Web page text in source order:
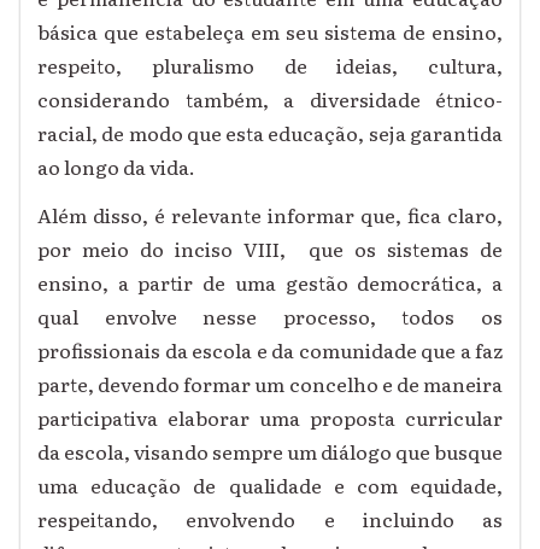
básica que estabeleça em seu sistema de ensino,
respeito, pluralismo de ideias, cultura,
considerando também, a diversidade étnico-
racial, de modo que esta educação, seja garantida
ao longo da vida.
Além disso, é relevante informar que, fica claro,
por meio do inciso VIII, que os sistemas de
ensino, a partir de uma gestão democrática, a
qual envolve nesse processo, todos os
profissionais da escola e da comunidade que a faz
parte, devendo formar um concelho e de maneira
participativa elaborar uma proposta curricular
da escola, visando sempre um diálogo que busque
uma educação de qualidade e com equidade,
respeitando, envolvendo e incluindo as